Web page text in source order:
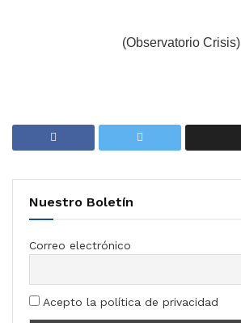
(Observatorio Crisis)
Nuestro Boletín
Correo electrónico
Acepto la política de privacidad